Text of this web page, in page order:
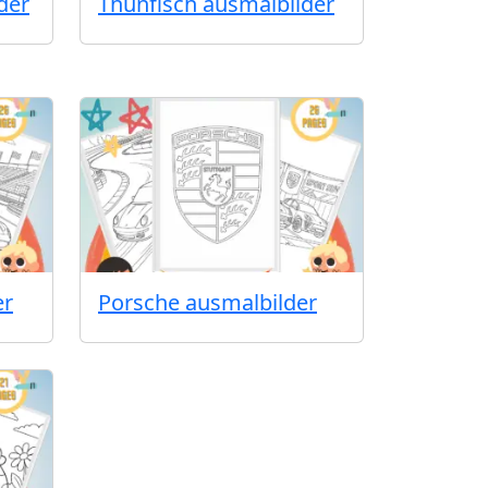
Porsche ausmalbilder